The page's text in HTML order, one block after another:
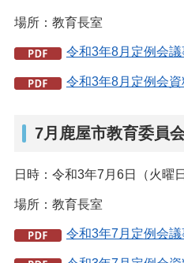
場所：教育長室
令和3年8月定例会議
令和3年8月定例会資
7月鹿屋市教育委員
日時：令和3年7月6日（火曜
場所：教育長室
令和3年7月定例会議